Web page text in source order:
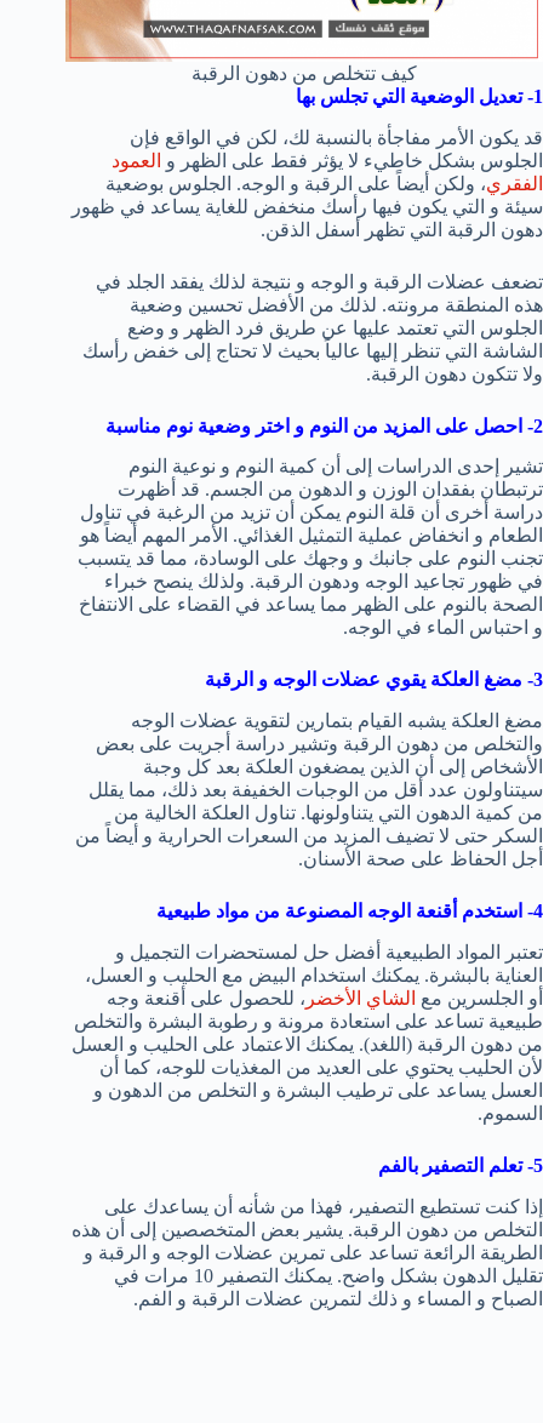
كيف تتخلص من دهون الرقبة
1- تعديل الوضعية التي تجلس بها
قد يكون الأمر مفاجأة بالنسبة لك، لكن في الواقع فإن
الجلوس بشكل خاطيء لا يؤثر فقط على الظهر و العمود
الفقري، ولكن أيضاً على الرقبة و الوجه. الجلوس بوضعية
سيئة و التي يكون فيها رأسك منخفض للغاية يساعد في ظهور
دهون الرقبة التي تظهر أسفل الذقن.
تضعف عضلات الرقبة و الوجه و نتيجة لذلك يفقد الجلد في
هذه المنطقة مرونته. لذلك من الأفضل تحسين وضعية
الجلوس التي تعتمد عليها عن طريق فرد الظهر و وضع
الشاشة التي تنظر إليها عالياً بحيث لا تحتاج إلى خفض رأسك
ولا تتكون دهون الرقبة.
2- احصل على المزيد من النوم و اختر وضعية نوم مناسبة
تشير إحدى الدراسات إلى أن كمية النوم و نوعية النوم
ترتبطان بفقدان الوزن و الدهون من الجسم. قد أظهرت
دراسة أخرى أن قلة النوم يمكن أن تزيد من الرغبة في تناول
الطعام و انخفاض عملية التمثيل الغذائي. الأمر المهم أيضاً هو
تجنب النوم على جانبك و وجهك على الوسادة، مما قد يتسبب
في ظهور تجاعيد الوجه ودهون الرقبة. ولذلك ينصح خبراء
الصحة بالنوم على الظهر مما يساعد في القضاء على الانتفاخ
و احتباس الماء في الوجه.
3- مضغ العلكة يقوي عضلات الوجه و الرقبة
مضغ العلكة يشبه القيام بتمارين لتقوية عضلات الوجه
والتخلص من دهون الرقبة وتشير دراسة أجريت على بعض
الأشخاص إلى أن الذين يمضغون العلكة بعد كل وجبة
سيتناولون عدد أقل من الوجبات الخفيفة بعد ذلك، مما يقلل
من كمية الدهون التي يتناولونها. تناول العلكة الخالية من
السكر حتى لا تضيف المزيد من السعرات الحرارية و أيضاً من
أجل الحفاظ على صحة الأسنان.
4- استخدم أقنعة الوجه المصنوعة من مواد طبيعية
تعتبر المواد الطبيعية أفضل حل لمستحضرات التجميل و
العناية بالبشرة. يمكنك استخدام البيض مع الحليب و العسل،
أو الجلسرين مع الشاي الأخضر ، للحصول على أقنعة وجه
طبيعية تساعد على استعادة مرونة و رطوبة البشرة والتخلص
من دهون الرقبة (اللغد). يمكنك الاعتماد على الحليب و العسل
لأن الحليب يحتوي على العديد من المغذيات للوجه، كما أن
العسل يساعد على ترطيب البشرة و التخلص من الدهون و
السموم.
5- تعلم التصفير بالفم
إذا كنت تستطيع التصفير، فهذا من شأنه أن يساعدك على
التخلص من دهون الرقبة. يشير بعض المتخصصين إلى أن هذه
الطريقة الرائعة تساعد على تمرين عضلات الوجه و الرقبة و
تقليل الدهون بشكل واضح. يمكنك التصفير 10 مرات في
الصباح و المساء و ذلك لتمرين عضلات الرقبة و الفم.